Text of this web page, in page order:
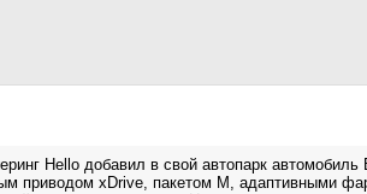
Hello добавил в свой автопарк
приводом xDrive, пакетом M, адаптивными